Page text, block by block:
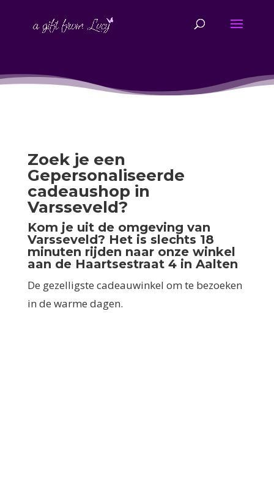
Zoek je een
Gepersonaliseerde
cadeaushop in
Varsseveld?
Kom je uit de omgeving van
Varsseveld? Het is slechts 18
minuten rijden naar onze winkel
aan de Haartsestraat 4 in Aalten
De gezelligste cadeauwinkel om te bezoeken
in de warme dagen.